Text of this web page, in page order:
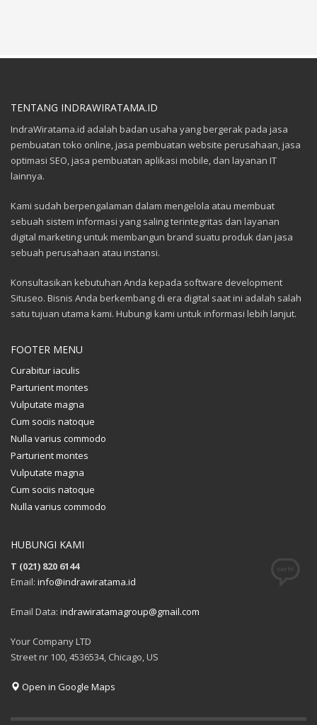
TENTANG INDRAWIRATAMA.ID
IndraWiratama.id adalah badan usaha yang bergerak pada jasa
pembuatan toko online, jasa pembuatan website perusahaan, jasa
optimasi SEO, jasa pembuatan aplikasi mobile, dan layanan IT
lainnya.
Kami sudah berpengalaman dalam mengelola atau membuat
sebuah sistem informasi yang saling terintegritas dan layanan
digital marketing untuk membangun brand suatu produk dan jasa
sebuah perusahaan atau instansi.
Konsultasikan kebutuhan Anda kepada software development
Situseo. Bisnis Anda berkembang di era digital saat ini adalah salah
satu tujuan utama kami. Hubungi kami untuk informasi lebih lanjut.
FOOTER MENU
Curabitur iaculis
Parturient montes
Vulputate magna
Cum sociis natoque
Nulla varius commodo
Parturient montes
Vulputate magna
Cum sociis natoque
Nulla varius commodo
HUBUNGI KAMI
T (021) 820 6144
Email: info@indrawiratama.id
Email Data: indrawiratamagroup@gmail.com
Your Company LTD
Street nr 100, 4536534, Chicago, US
Open in Google Maps